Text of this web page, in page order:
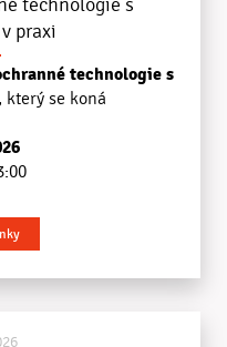
technologie s
praxi
technologie s
, který se koná